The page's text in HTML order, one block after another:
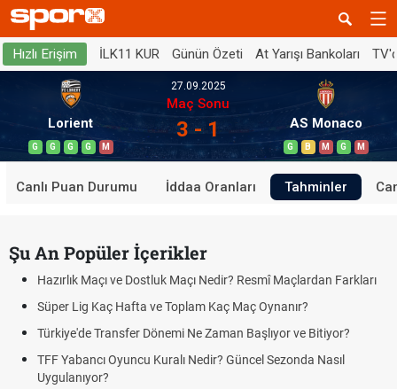
Hızlı Erişim İLK11 KUR Günün Özeti At Yarışı Bankoları
Lorient
G G G G M
27.09.2025
Maç Sonu
3 - 1 AS Monaco
G B M G M
Canlı Puan Durumu İddaa Oranları Tahminler
Şu An Popüler İçerikler
Hazırlık Maçı ve Dostluk Maçı Nedir? Resmî Maçlardan Farkları
Süper Lig Kaç Hafta ve Toplam Kaç Maç Oynanır?
Türkiye'de Transfer Dönemi Ne Zaman Başlıyor ve Bitiyor?
TFF Yabancı Oyuncu Kuralı Nedir? Güncel Sezonda Nasıl
Uygulanıyor?